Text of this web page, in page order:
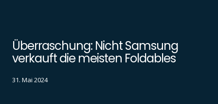
Überraschung: Nicht Samsung
verkauft die meisten Foldables
31. Mai 2024